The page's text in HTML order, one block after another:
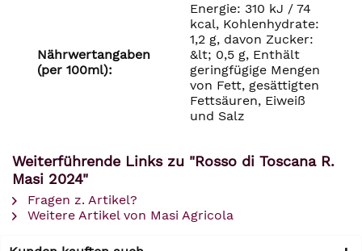
Nährwertangaben
(per 100ml):
Energie: 310 kJ / 74
kcal, Kohlenhydrate:
1,2 g, davon Zucker:
&lt; 0,5 g, Enthält
geringfügige Mengen
von Fett, gesättigten
Fettsäuren, Eiweiß
und Salz
Weiterführende Links zu "Rosso di Toscana R.
Masi 2024"
Fragen z. Artikel?
Weitere Artikel von Masi Agricola